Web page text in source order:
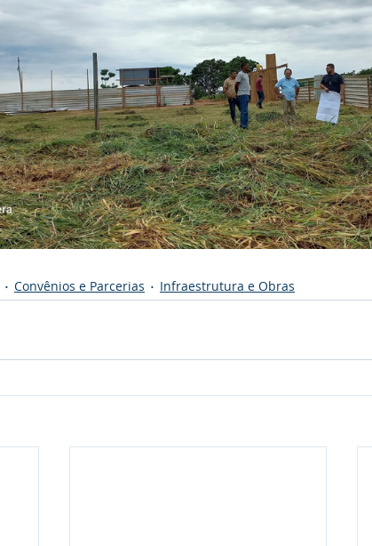
Convênios e Parcerias Infraestrutura e Obras